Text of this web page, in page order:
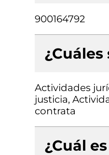
900164792
Actividades
justicia,
contrata
¿Cuál